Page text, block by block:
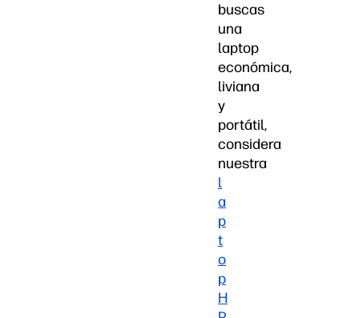
buscas
una
laptop
económica,
liviana
y
portátil,
considera
nuestra
l
a
p
t
o
p
H